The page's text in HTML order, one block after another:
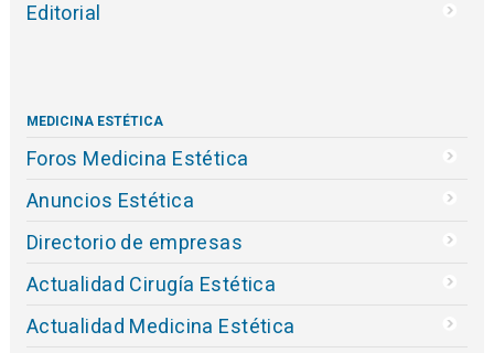
Editorial
MEDICINA ESTÉTICA
Foros Medicina Estética
Anuncios Estética
Directorio de empresas
Actualidad Cirugía Estética
Actualidad Medicina Estética